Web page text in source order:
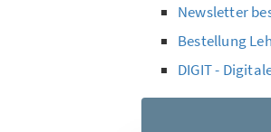
Newsletter
Bestellung
DIGIT -